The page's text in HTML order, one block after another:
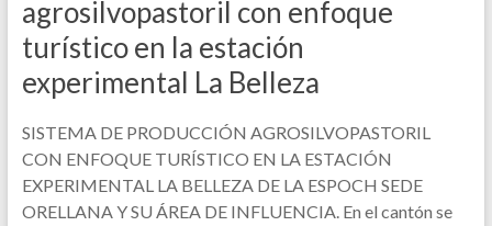
agrosilvopastoril con enfoque
turístico en la estación
experimental La Belleza
SISTEMA DE PRODUCCIÓN AGROSILVOPASTORIL
CON ENFOQUE TURÍSTICO EN LA ESTACIÓN
EXPERIMENTAL LA BELLEZA DE LA ESPOCH SEDE
ORELLANA Y SU ÁREA DE INFLUENCIA. En el cantón se